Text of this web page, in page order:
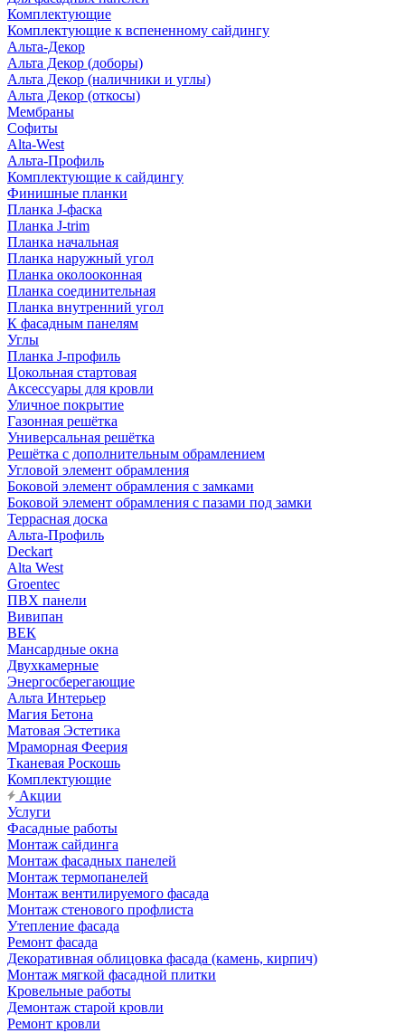
Комплектующие
Комплектующие к вспененному сайдингу
Альта-Декор
Альта Декор (доборы)
Альта Декор (наличники и углы)
Альта Декор (откосы)
Мембраны
Софиты
Alta-West
Альта-Профиль
Комплектующие к сайдингу
Финишные планки
Планка J-фаска
Планка J-trim
Планка начальная
Планка наружный угол
Планка околооконная
Планка соединительная
Планка внутренний угол
К фасадным панелям
Углы
Планка J-профиль
Цокольная стартовая
Аксессуары для кровли
Уличное покрытие
Газонная решётка
Универсальная решётка
Решётка с дополнительным обрамлением
Угловой элемент обрамления
Боковой элемент обрамления с замками
Боковой элемент обрамления с пазами под замки
Террасная доска
Альта-Профиль
Deckart
Alta West
Groentec
ПВХ панели
Вивипан
ВЕК
Мансардные окна
Двухкамерные
Энергосберегающие
Альта Интерьер
Магия Бетона
Матовая Эстетика
Мраморная Феерия
Тканевая Роскошь
Комплектующие
Акции
Услуги
Фасадные работы
Монтаж сайдинга
Монтаж фасадных панелей
Монтаж термопанелей
Монтаж вентилируемого фасада
Монтаж стенового профлиста
Утепление фасада
Ремонт фасада
Декоративная облицовка фасада (камень, кирпич)
Монтаж мягкой фасадной плитки
Кровельные работы
Демонтаж старой кровли
Ремонт кровли